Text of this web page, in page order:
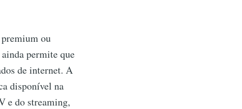
ou
permite que
de internet. A
disponível na
e do streaming,